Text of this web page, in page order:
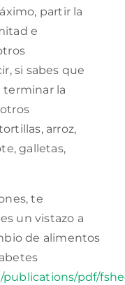
partir la
e
si sabes que
terminar la
arroz,
galletas,
te
un vistazo a
de alimentos
publications/pdf/